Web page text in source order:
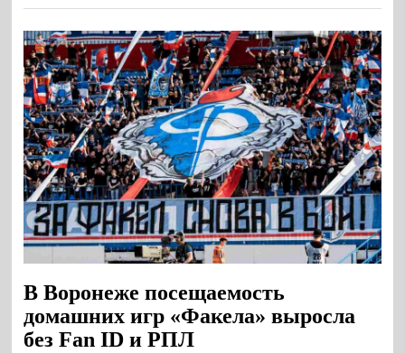
В Воронеже посещаемость
домашних игр «Факела» выросла
без Fan ID и РПЛ